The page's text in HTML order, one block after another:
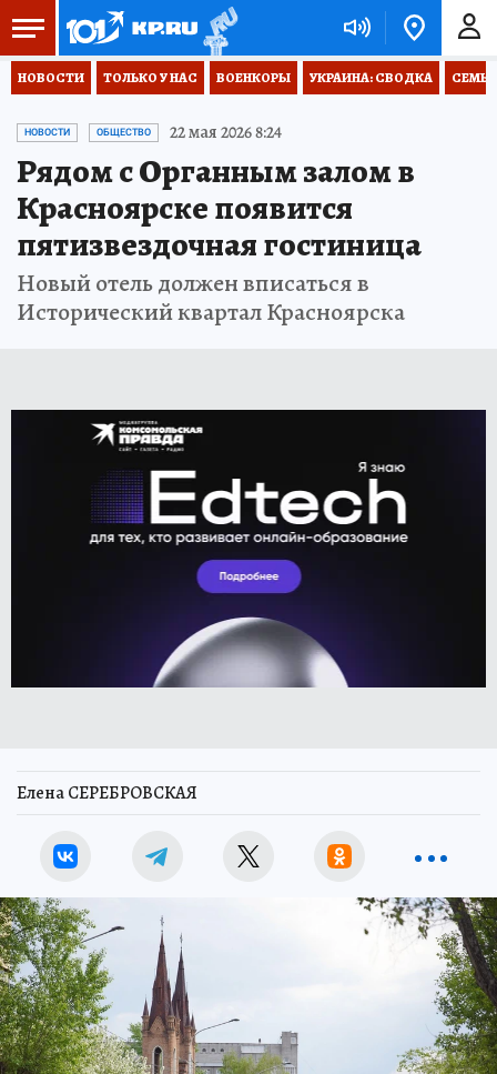
НОВОСТИ ТОЛЬКО У НАС ВОЕНКОРЫ УКРАИНА: СВОДКА
НОВОСТИ ОБЩЕСТВО 22 мая 2026 8:24
Рядом с Органным залом в
Красноярске появится
пятизвездочная гостиница
Новый отель должен вписаться в
Исторический квартал Красноярска
Елена СЕРЕБРОВСКАЯ